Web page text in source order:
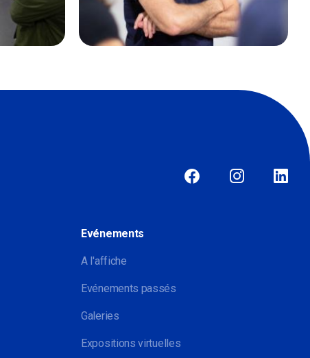
Evénements
A l'affiche
Evénements passés
Galeries
Expositions virtuelles